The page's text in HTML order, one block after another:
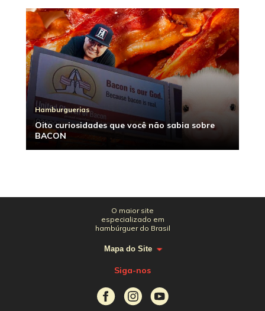
Hamburguerias
Oito curiosidades que você não sabia sobre
BACON
O maior site
especializado em
hambúrguer do Brasil
Mapa do Site
Siga-nos